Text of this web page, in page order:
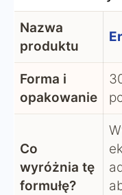
Nazwa
produktu
Forma i
opakowanie
Co
wyróżnia tę
formułę?